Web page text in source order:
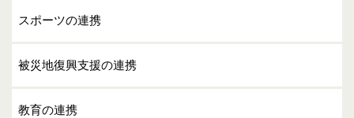
スポーツの連携
被災地復興支援の連携
教育の連携